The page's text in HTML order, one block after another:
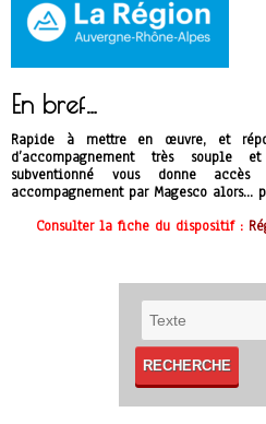
En bref…
Rapide à mettre en œuvre, et
d’accompagnement très souple
subventionné vous donne
accompagnement par Magesco alors…
Consulter la fiche du dispositif :